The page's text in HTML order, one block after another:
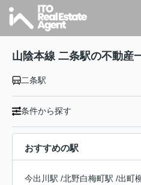
山陰本線 二条駅の不動産
二条駅
条件から探す
おすすめの駅
今出川駅 /北野白梅町駅 /出町